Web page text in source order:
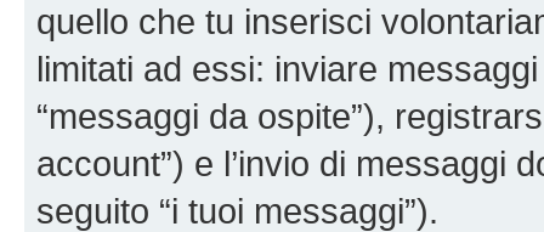
quello che tu inserisci
limitati ad essi: inviare
“messaggi da ospite”),
account”) e l’invio di messaggi
seguito “i tuoi messaggi”).